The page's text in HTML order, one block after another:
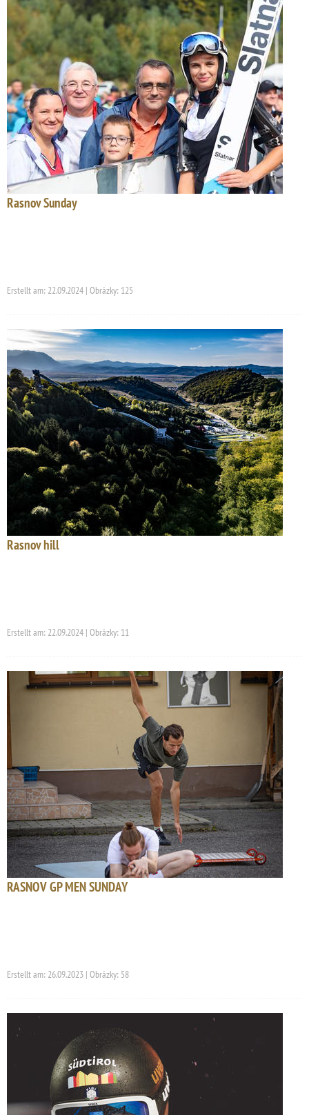
Rasnov Sunday
Erstellt am: 22.09.2024 | Obrázky: 125
Rasnov hill
Erstellt am: 22.09.2024 | Obrázky: 11
RASNOV GP MEN SUNDAY
Erstellt am: 26.09.2023 | Obrázky: 58